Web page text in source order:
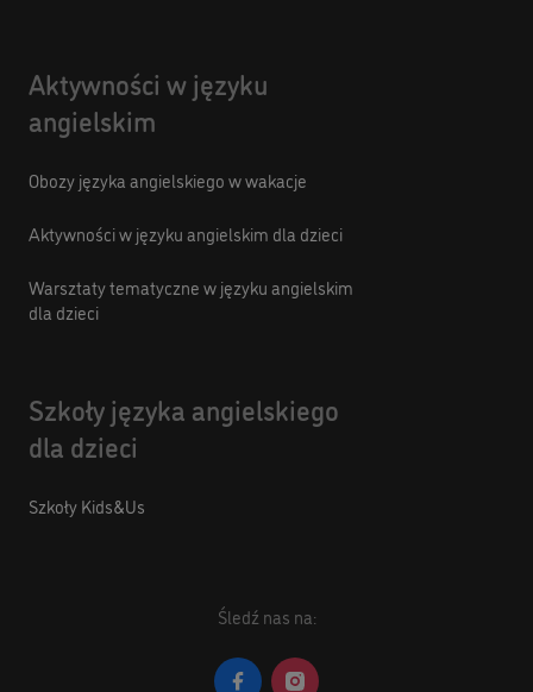
Aktywności w języku
angielskim
Obozy języka angielskiego w wakacje
Aktywności w języku angielskim dla dzieci
Warsztaty tematyczne w języku angielskim
dla dzieci
Szkoły języka angielskiego
dla dzieci
Szkoły Kids&Us
Śledź nas na: